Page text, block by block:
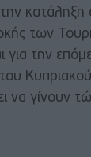
των
για την
να γίνουν